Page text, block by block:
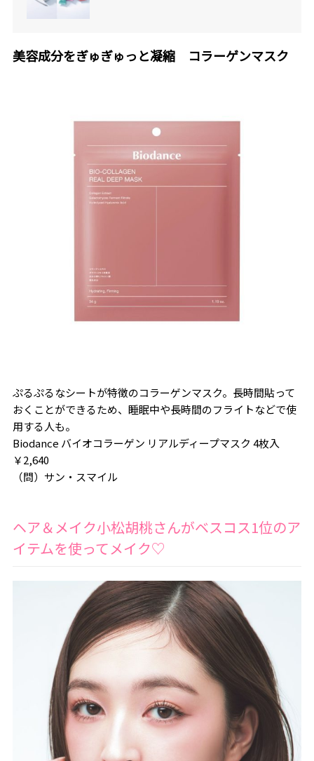
美容成分をぎゅぎゅっと凝縮 コラーゲンマスク
ぷるぷるなシートが特徴のコラーゲンマスク。長時間貼って
おくことができるため、睡眠中や長時間のフライトなどで使
用する人も。
Biodance バイオコラーゲン リアルディープマスク 4枚入
￥2,640
（問）サン・スマイル
ヘア＆メイク小松胡桃さんがベスコス1位のア
イテムを使ってメイク♡